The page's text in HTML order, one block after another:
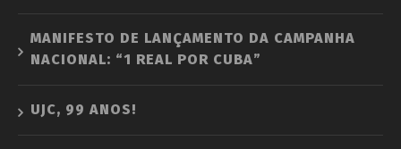
MANIFESTO DE LANÇAMENTO DA CAMPANHA
NACIONAL: “1 REAL POR CUBA”
UJC, 99 ANOS!